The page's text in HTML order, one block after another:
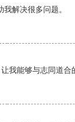
解决很多问题。
我能够与志同道合